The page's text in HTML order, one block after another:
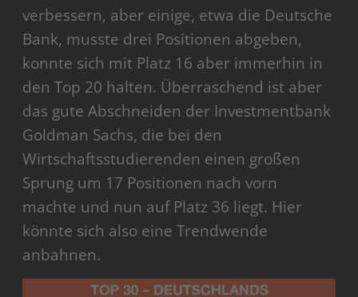
verbessern, aber einige, etwa die Deutsche
Bank, musste drei Positionen abgeben,
konnte sich mit Platz 16 aber immerhin in
den Top 20 halten. Überraschend ist aber
das gute Abschneiden der Investmentbank
Goldman Sachs, die bei den
Wirtschaftsstudierenden einen großen
Sprung um 17 Positionen nach vorn
machte und nun auf Platz 36 liegt. Hier
könnte sich also eine Trendwende
anbahnen.